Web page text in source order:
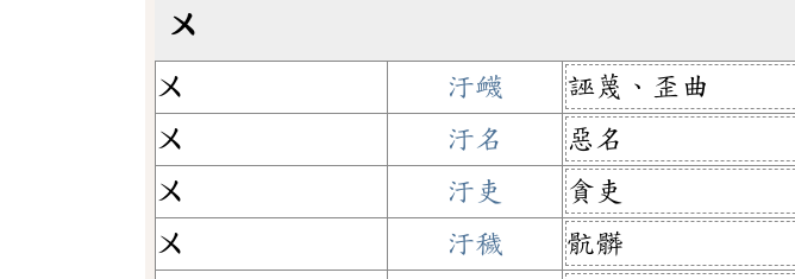
ㄨ
ㄨ 汙衊
誣蔑、歪曲
ㄨ
汙名
惡名
ㄨ
汙吏
貪吏
ㄨ
汙穢
骯髒